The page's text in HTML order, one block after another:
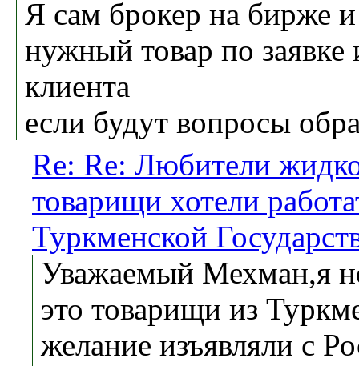
Я сам брокер на бирже
нужный товар по заявке
клиента
если будут вопросы
Re: Re: Любители
товарищи хотели
Туркменской
Уважаемый Мехман,я
это товарищи из
желание изъявляли с